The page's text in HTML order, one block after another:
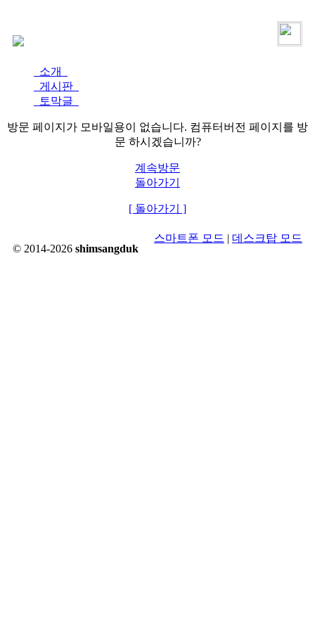
소개
게시판
토막글
방문 페이지가 모바일용이 없습니다. 컴퓨터버전 페이지를 방
문 하시겠습니까?
계속방문
돌아가기
[ 돌아가기 ]
© 2014-2026 shimsangduk
스마트폰 모드 | 데스크탑 모드